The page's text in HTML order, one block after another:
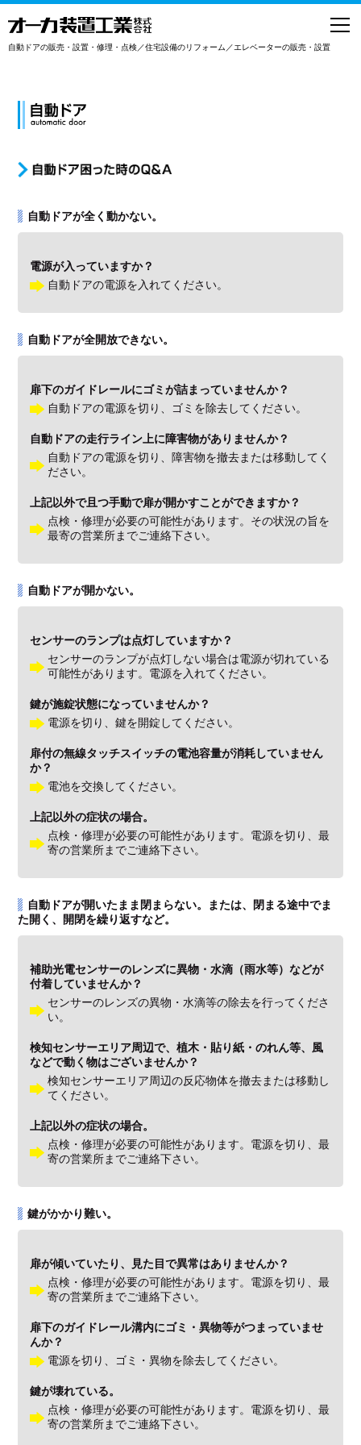
自動ドアの販売・設置・修理・点検／住宅設備のリフォーム／エレベーターの販売・設置
自動ドアが全く動かない。
電源が入っていますか？
自動ドアの電源を入れてください。
自動ドアが全開放できない。
扉下のガイドレールにゴミが詰まっていませんか？
自動ドアの電源を切り、ゴミを除去してください。
自動ドアの走行ライン上に障害物がありませんか？
自動ドアの電源を切り、障害物を撤去または移動してく
ださい。
上記以外で且つ手動で扉が開かすことができますか？
点検・修理が必要の可能性があります。その状況の旨を
最寄の営業所までご連絡下さい。
自動ドアが開かない。
センサーのランプは点灯していますか？
センサーのランプが点灯しない場合は電源が切れている
可能性があります。電源を入れてください。
鍵が施錠状態になっていませんか？
電源を切り、鍵を開錠してください。
扉付の無線タッチスイッチの電池容量が消耗していません
か？
電池を交換してください。
上記以外の症状の場合。
点検・修理が必要の可能性があります。電源を切り、最
寄の営業所までご連絡下さい。
自動ドアが開いたまま閉まらない。または、閉まる途中でま
た開く、開閉を繰り返すなど。
補助光電センサーのレンズに異物・水滴（雨水等）などが
付着していませんか？
センサーのレンズの異物・水滴等の除去を行ってくださ
い。
検知センサーエリア周辺で、植木・貼り紙・のれん等、風
などで動く物はございませんか？
検知センサーエリア周辺の反応物体を撤去または移動し
てください。
上記以外の症状の場合。
点検・修理が必要の可能性があります。電源を切り、最
寄の営業所までご連絡下さい。
鍵がかかり難い。
扉が傾いていたり、見た目で異常はありませんか？
点検・修理が必要の可能性があります。電源を切り、最
寄の営業所までご連絡下さい。
扉下のガイドレール溝内にゴミ・異物等がつまっていませ
んか？
電源を切り、ゴミ・異物を除去してください。
鍵が壊れている。
点検・修理が必要の可能性があります。電源を切り、最
寄の営業所までご連絡下さい。